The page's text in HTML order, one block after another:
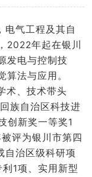
电气工程及其自
2022年起在银川
发电与控制技
法与应用。
术、技术带头
族自治区科技进
创新奖一等奖1
评为银川市第四
自治区级科研项
1项、实用新型